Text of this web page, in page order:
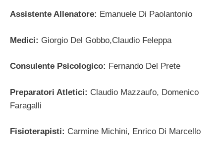
Assistente Allenatore: Emanuele Di Paolantonio
Medici: Giorgio Del Gobbo,Claudio Feleppa
Consulente Psicologico: Fernando Del Prete
Preparatori Atletici: Claudio Mazzaufo, Domenico
Faragalli
Fisioterapisti: Carmine Michini, Enrico Di Marcello